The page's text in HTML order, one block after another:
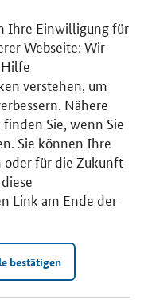
Ihre Einwilligung für
Webseite: Wir
verstehen, um
Nähere
Sie, wenn Sie
Sie können Ihre
für die Zukunft
Link am Ende der
bestätigen